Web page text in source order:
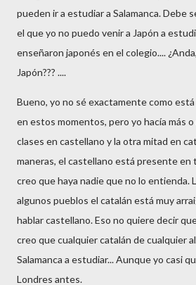
pueden ir a estudiar a Salamanca. Debe
el que yo no puedo venir a Japón a
enseñaron japonés en el colegio....
Japón??? ....
Bueno, yo no sé exactamente como
en estos momentos, pero yo hacía más
clases en castellano y la otra mitad en
maneras, el castellano está presente en
creo que haya nadie que no lo entienda.
algunos pueblos el catalán está muy
hablar castellano. Eso no quiere decir
creo que cualquier catalán de cualquier
Salamanca a estudiar... Aunque yo casi
Londres antes.